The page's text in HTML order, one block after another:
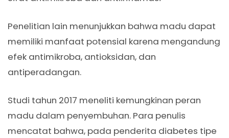
Penelitian lain menunjukkan bahwa madu dapat
memiliki manfaat potensial karena mengandung
efek antimikroba, antioksidan, dan
antiperadangan.
Studi tahun 2017 meneliti kemungkinan peran
madu dalam penyembuhan. Para penulis
mencatat bahwa, pada penderita diabetes tipe